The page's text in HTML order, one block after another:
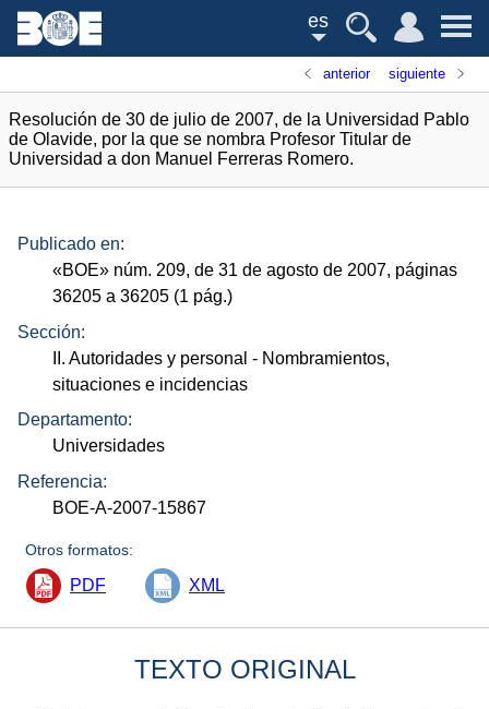
es
anterior siguiente
Resolución de 30 de julio de 2007, de la Universidad Pablo
de Olavide, por la que se nombra Profesor Titular de
Universidad a don Manuel Ferreras Romero.
Publicado en:
«BOE» núm. 209, de 31 de agosto de 2007, páginas
36205 a 36205 (1 pág.)
Sección:
II. Autoridades y personal - Nombramientos,
situaciones e incidencias
Departamento:
Universidades
Referencia:
BOE-A-2007-15867
Otros formatos:
PDF XML
TEXTO ORIGINAL